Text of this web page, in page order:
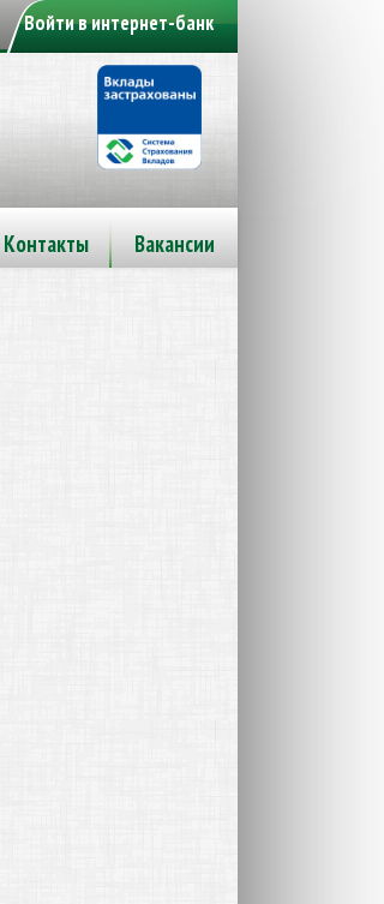
Войти в интернет-банк
Контакты Вакансии